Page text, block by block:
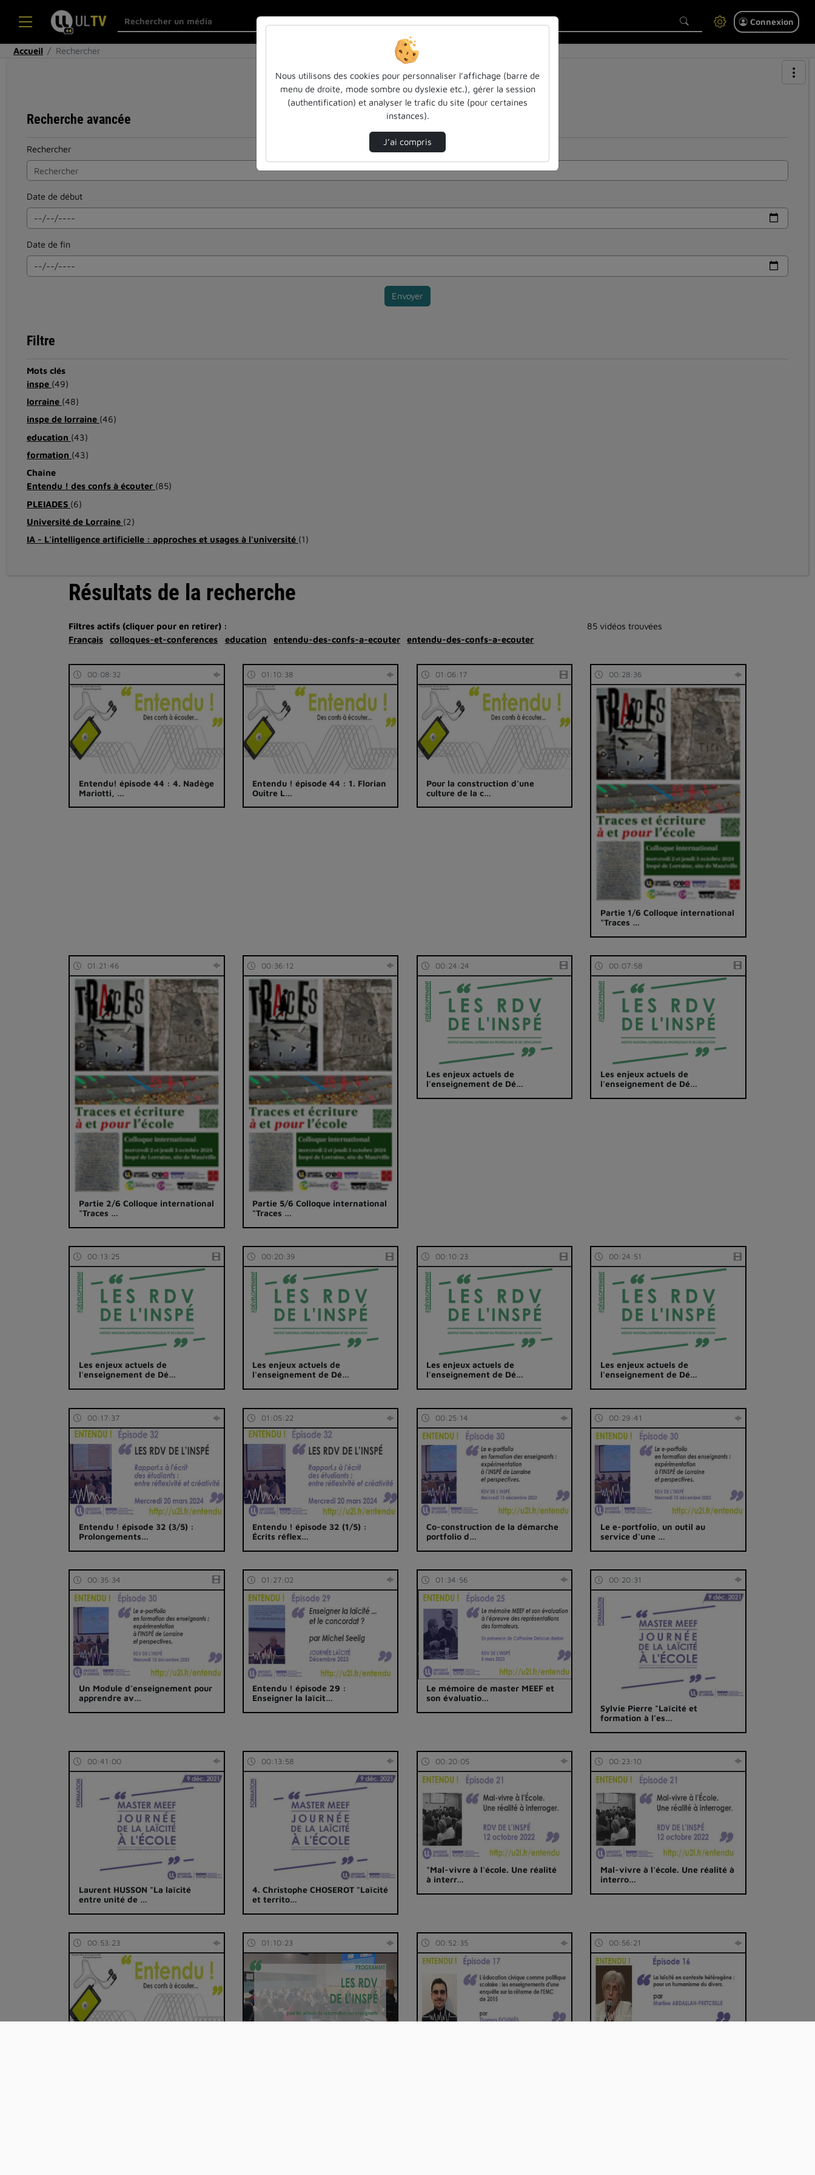
Connexion
Accueil Rechercher
Recherche avancée
Rechercher
Date de début
Date de fin
Envoyer
Filtre
Mots clés
inspe (49)
lorraine (48)
inspe de lorraine (46)
education (43)
formation (43)
Chaîne
Entendu ! des confs à écouter (85)
PLEIADES (6)
Université de Lorraine (2)
IA - L'intelligence artificielle : approches et usages à l'université (1)
Résultats de la recherche
Filtres actifs (cliquer pour en retirer) :
Français
colloques-et-conferences education entendu-des-confs-a-ecouter entendu-des-confs-a-ecouter
85 vidéos trouvées
00:08:32
Entendu! épisode 44 : 4. Nadège
Mariotti, …
01:10:38
Entendu ! épisode 44 : 1. Florian
Ouitre L…
01:06:17
Pour la construction d'une
culture de la c…
00:28:36
Partie 1/6 Colloque international
"Traces …
01:21:46
Partie 2/6 Colloque international
"Traces …
00:36:12
Partie 5/6 Colloque international
"Traces …
00:24:24
Les enjeux actuels de
l'enseignement de Dé…
00:07:58
Les enjeux actuels de
l'enseignement de Dé…
00:13:25
Les enjeux actuels de
l'enseignement de Dé…
00:20:39
Les enjeux actuels de
l'enseignement de Dé…
00:10:23
Les enjeux actuels de
l'enseignement de Dé…
00:24:51
Les enjeux actuels de
l'enseignement de Dé…
00:17:37
Entendu ! épisode 32 (3/5) :
Prolongements…
01:05:22
Entendu ! épisode 32 (1/5) :
Écrits réflex…
00:25:14
Co-construction de la démarche
portfolio d…
00:29:41
Le e-portfolio, un outil au
service d'une …
00:35:34
Un Module d’enseignement pour
apprendre av…
01:27:02
Entendu ! épisode 29 :
Enseigner la laïcit…
01:34:56
Le mémoire de master MEEF et
son évaluatio…
00:20:31
Sylvie Pierre "Laïcité et
formation à l’es…
00:41:00
Laurent HUSSON "La laïcité
entre unité de …
00:13:58
4. Christophe CHOSEROT "Laïcité
et territo…
00:20:05
"Mal-vivre à l'école. Une réalité
à interr…
00:23:10
Mal-vivre à l'école. Une réalité à
interro…
00:53:23 01:10:23 00:52:35 00:56:21
Nous utilisons des cookies pour personnaliser l’affichage (barre de
menu de droite, mode sombre ou dyslexie etc.), gérer la session
(authentification) et analyser le trafic du site (pour certaines
instances).
J’ai compris